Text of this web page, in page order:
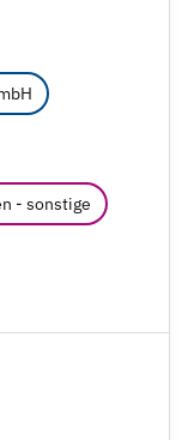
- sonstige